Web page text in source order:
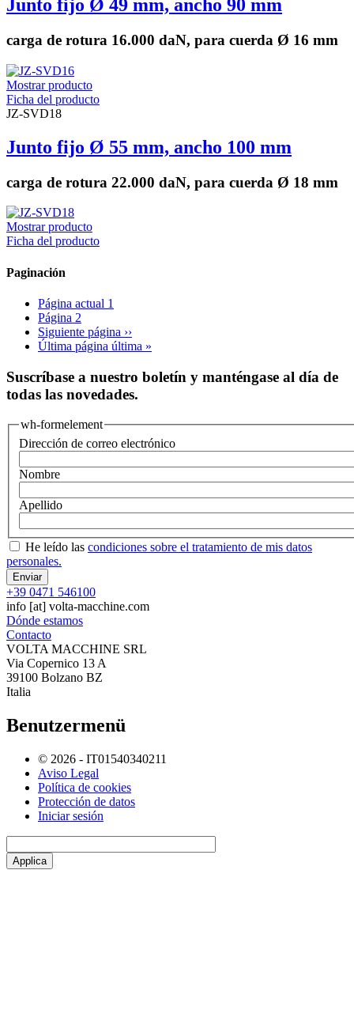
Junto fijo Ø 49 mm, ancho 90 mm
carga de rotura 16.000 daN, para cuerda Ø 16 mm
Mostrar producto
Ficha del producto
JZ-SVD18
Junto fijo Ø 55 mm, ancho 100 mm
carga de rotura 22.000 daN, para cuerda Ø 18 mm
Mostrar producto
Ficha del producto
Paginación
Página actual 1
Página 2
Siguiente página ››
Última página última »
Suscríbase a nuestro boletín y manténgase al día de
todas las novedades.
wh-formelement
Dirección de correo electrónico
Nombre
Apellido
He leído las condiciones sobre el tratamiento de mis datos
personales.
+39 0471 546100
info [at] volta-macchine.com
Dónde estamos
Contacto
VOLTA MACCHINE SRL
Via Copernico 13 A
39100 Bolzano BZ
Italia
Benutzermenü
© 2026 - IT01540340211
Aviso Legal
Política de cookies
Protección de datos
Iniciar sesión